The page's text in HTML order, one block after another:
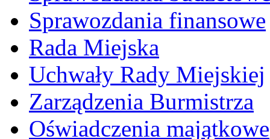
Sprawozdania finansowe
Rada Miejska
Uchwały Rady Miejskiej
Zarządzenia Burmistrza
Oświadczenia majątkowe